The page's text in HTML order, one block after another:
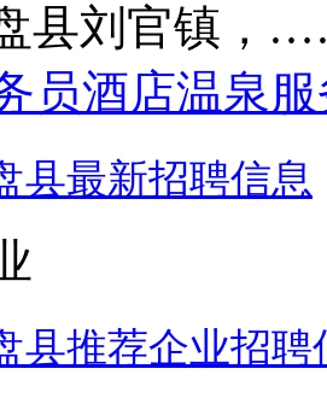
县刘官镇，
员酒店温泉
县最新招聘信息
县推荐企业招聘